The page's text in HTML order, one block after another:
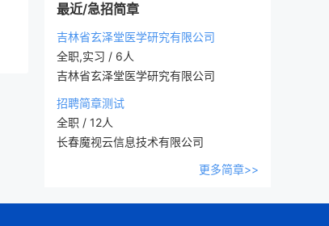
最近/急招简章
吉林省玄泽堂医学研究有限公司
全职,实习 / 6人
吉林省玄泽堂医学研究有限公司
招聘简章测试
全职 / 12人
长春魔视云信息技术有限公司
更多简章>>